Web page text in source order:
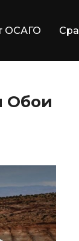
ОСАГО
Обои